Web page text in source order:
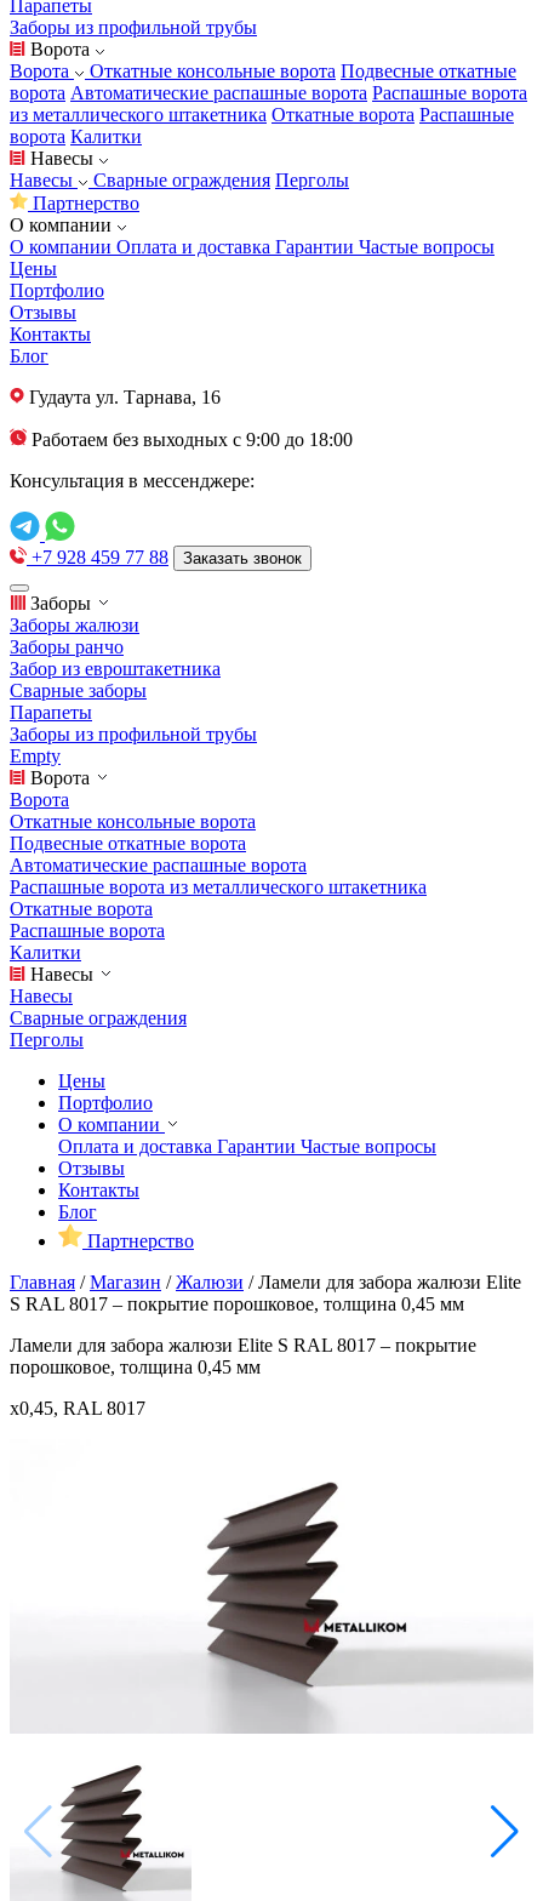
Парапеты
Заборы из профильной трубы
Ворота
Ворота
Откатные консольные ворота Подвесные откатные
ворота Автоматические распашные ворота Распашные ворота
из металлического штакетника Откатные ворота Распашные
ворота Калитки
Навесы
Навесы
Сварные ограждения Перголы
Партнерство
О компании
О компании Оплата и доставка Гарантии Частые вопросы
Цены
Портфолио
Отзывы
Контакты
Блог
Гудаута ул. Тарнава, 16
Работаем без выходных с 9:00 до 18:00
Консультация в мессенджере:
+7 928 459 77 88 Заказать звонок
Заборы
Заборы жалюзи
Заборы ранчо
Забор из евроштакетника
Сварные заборы
Парапеты
Заборы из профильной трубы
Empty
Ворота
Ворота
Откатные консольные ворота
Подвесные откатные ворота
Автоматические распашные ворота
Распашные ворота из металлического штакетника
Откатные ворота
Распашные ворота
Калитки
Навесы
Навесы
Сварные ограждения
Перголы
Цены
Портфолио
О компании
Оплата и доставка Гарантии Частые вопросы
Отзывы
Контакты
Блог
Партнерство
Главная /Магазин /Жалюзи /Ламели для забора жалюзи Elite
S RAL 8017 – покрытие порошковое, толщина 0,45 мм
Ламели для забора жалюзи Elite S RAL 8017 – покрытие
порошковое, толщина 0,45 мм
x0,45, RAL 8017